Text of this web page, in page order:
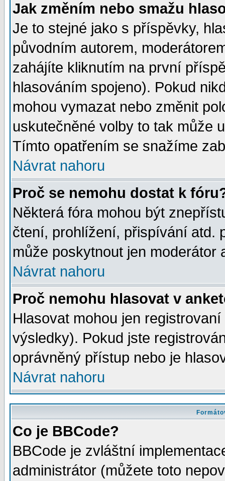
Jak změním nebo smažu
Je to stejné jako s příspěvky,
původním autorem,
zahájíte kliknutím na první
hlasováním spojeno). Pokud
mohou vymazat nebo změnit
uskutečněné volby to tak může
Tímto opatřením se snažíme
Návrat nahoru
Proč se nemohu dostat k
Některá fóra mohou být
čtení, prohlížení, přispívání atd.
může poskytnout jen moderátor
Návrat nahoru
Proč nemohu hlasovat v
Hlasovat mohou jen
výsledky). Pokud jste
oprávněný přístup nebo je
Návrat nahoru
Co je BBCode?
BBCode je zvláštní
administrátor (můžete toto